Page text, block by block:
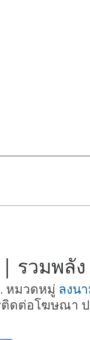
รวมพลั
หมวดหมู่ ลงน
ติดต่อโฆษณา